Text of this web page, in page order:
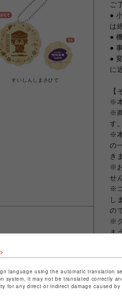
すいしんしまさひで
ご
●
は
●
●
●
に
【
※
※
す。
※
の
き
※
せ
※
し
の
※
ま
※
language using the automatic translation
system, it may not be translated correctly
for any direct or indirect damage caused